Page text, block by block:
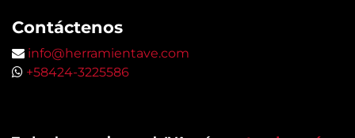
Contáctenos
info@herramientave.com
+58424-3225586